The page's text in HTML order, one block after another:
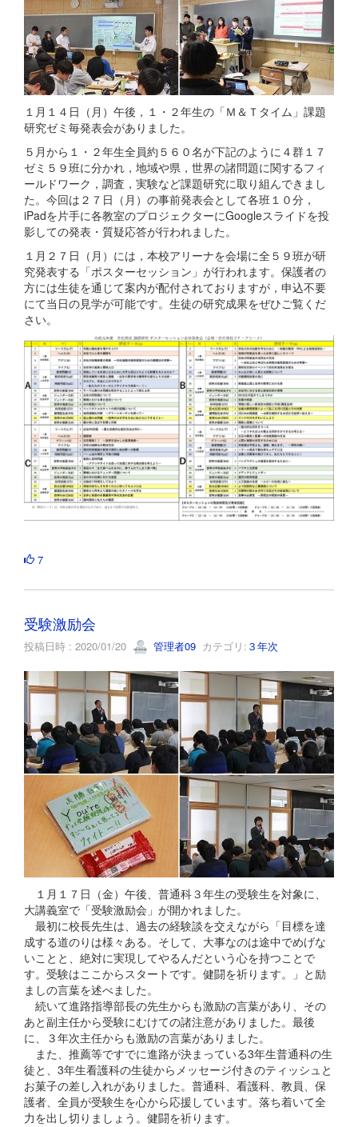
１月１４日（月）午後，１・２年生の「Ｍ＆Ｔタイム」課題
研究ゼミ毎発表会がありました。
５月から１・２年生全員約５６０名が下記のように４群１７
ゼミ５９班に分かれ，地域や県，世界の諸問題に関するフィ
ールドワーク，調査，実験など課題研究に取り組んできまし
た。今回は２７日（月）の事前発表会として各班１０分，
iPadを片手に各教室のプロジェクターにGoogleスライドを投
影しての発表・質疑応答が行われました。
１月２７日（月）には，本校アリーナを会場に全５９班が研
究発表する「ポスターセッション」が行われます。保護者の
方には生徒を通じて案内が配付されておりますが，申込不要
にて当日の見学が可能です。生徒の研究成果をぜひご覧くだ
さい。
7
受験激励会
投稿日時 : 2020/01/20 管理者09 カテゴリ: ３年次
１月１７日（金）午後、普通科３年生の受験生を対象に、
大講義室で「受験激励会」が開かれました。
最初に校長先生は、過去の経験談を交えながら「目標を達
成する道のりは様々ある。そして、大事なのは途中でめげな
いことと、絶対に実現してやるんだという心を持つことで
す。受験はここからスタートです。健闘を祈ります。」と励
ましの言葉を述べました。
続いて進路指導部長の先生からも激励の言葉があり、その
あと副主任から受験にむけての諸注意がありました。最後
に、３年次主任からも激励の言葉がありました。
また、推薦等ですでに進路が決まっている3年生普通科の生
徒と、3年生看護科の生徒からメッセージ付きのティッシュと
お菓子の差し入れがありました。普通科、看護科、教員、保
護者、全員が受験生を心から応援しています。落ち着いて全
力を出し切りましょう。健闘を祈ります。